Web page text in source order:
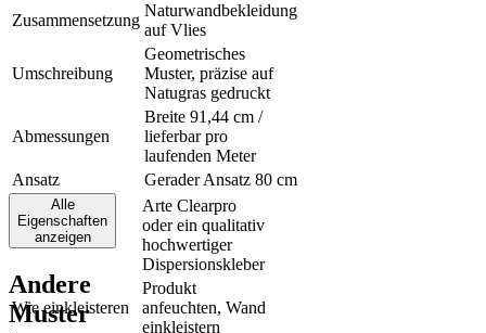
Zusammensetzung
Naturwandbekleidung
auf Vlies
Umschreibung
Geometrisches
Muster, präzise auf
Natugras gedruckt
Abmessungen
Breite 91,44 cm /
lieferbar pro
laufenden Meter
Ansatz
Gerader Ansatz 80 cm
Klebstoff
Arte Clearpro
oder ein qualitativ
hochwertiger
Dispersionskleber
Wie einkleisteren
Produkt
anfeuchten, Wand
einkleistern
Alle
Eigenschaften
anzeigen
Andere
Muster